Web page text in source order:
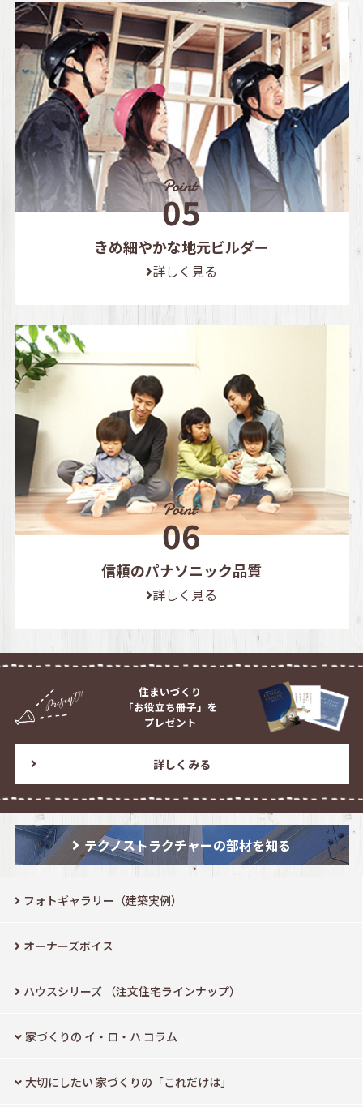
きめ細やかな地元ビルダー
詳しく見る
信頼のパナソニック品質
詳しく見る
住まいづくり
「お役立ち冊子」を
プレゼント
詳しくみる
テクノストラクチャーの部材を知る
フォトギャラリー（建築実例）
オーナーズボイス
ハウスシリーズ （注文住宅ラインナップ）
家づくりの イ・ロ・ハ コラム
大切にしたい 家づくりの「これだけは」